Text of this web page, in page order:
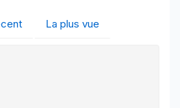
La plus vue